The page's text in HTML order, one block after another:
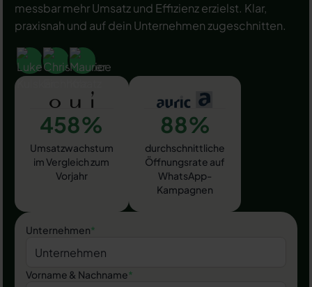
messbar mehr Umsatz und Effizienz erzielst. Klar,
praxisnah und auf dein Unternehmen zugeschnitten.
458%
Umsatzwachstum
im Vergleich zum
Vorjahr
88%
durchschnittliche
Öffnungsrate auf
WhatsApp-
Kampagnen
Unternehmen*
Vorname & Nachname*